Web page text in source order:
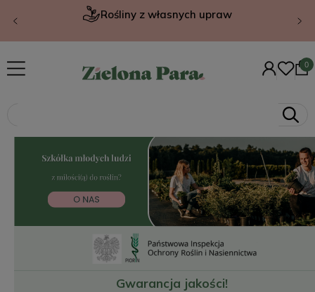
Rośliny z własnych upraw
Gwarancja jakości!